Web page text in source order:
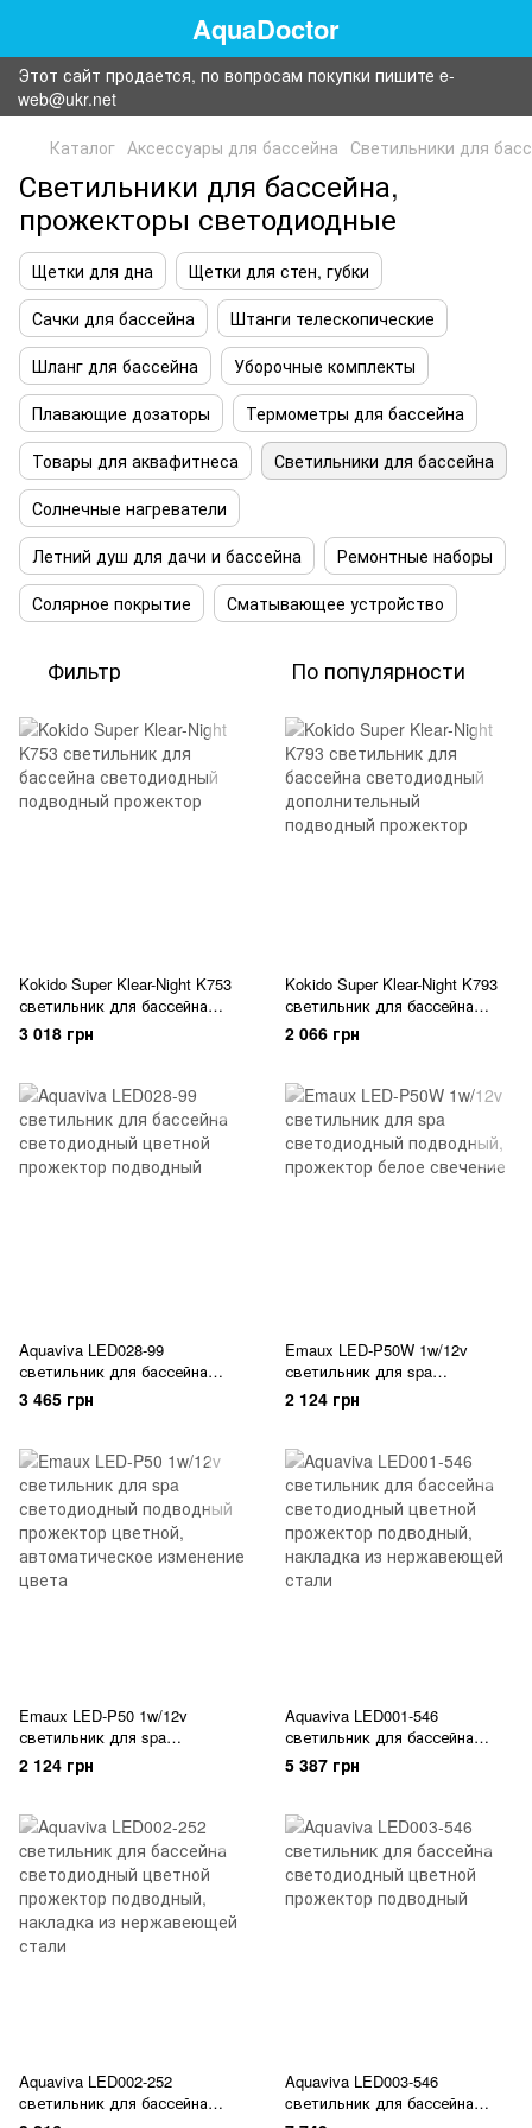
AquaDoctor
Этот сайт продается, по вопросам покупки пишите e-
web@ukr.net
Каталог Аксессуары для бассейна Светильники для
Светильники для бассейна,
прожекторы светодиодные
Щетки для дна
Щетки для стен, губки
Сачки для бассейна
Штанги телескопические
Шланг для бассейна
Уборочные комплекты
Плавающие дозаторы
Термометры для бассейна
Товары для аквафитнеса
Светильники для бассейна
Солнечные нагреватели
Летний душ для дачи и бассейна
Ремонтные наборы
Солярное покрытие
Сматывающее устройство
Фильтр По популярности
Kokido Super Klear-Night K753
светильник для бассейна
светодиодный подводный
прожектор
3 018 грн
Kokido Super Klear-Night K793
светильник для бассейна
светодиодный
дополнительный подводный
2 066 грн
Aquaviva LED028-99
светильник для бассейна
светодиодный цветной
прожектор подводный
3 465 грн
Emaux LED-P50W 1w/12v
светильник для spa
светодиодный подводный,
прожектор белое свечение
2 124 грн
Emaux LED-P50 1w/12v
светильник для spa
светодиодный подводный
прожектор цветной,
цвета
2 124 грн
Aquaviva LED001-546
светильник для бассейна
светодиодный цветной
прожектор подводный,
стали
5 387 грн
Aquaviva LED002-252
cветильник для бассейна
Aquaviva LED003-546
cветильник для бассейна